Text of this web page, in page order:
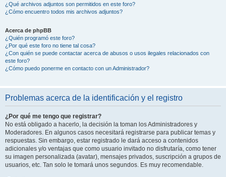
¿Qué archivos adjuntos son permitidos en este foro?
¿Cómo encuentro todos mis archivos adjuntos?
Acerca de phpBB
¿Quién programó este foro?
¿Por qué este foro no tiene tal cosa?
¿Con quién se puede contactar acerca de abusos o usos ilegales relacionados con
este foro?
¿Cómo puedo ponerme en contacto con un Administrador?
Problemas acerca de la identificación y el registro
¿Por qué me tengo que registrar?
No está obligado a hacerlo, la decisión la toman los Administradores y
Moderadores. En algunos casos necesitará registrarse para publicar temas y
respuestas. Sin embargo, estar registrado le dará acceso a contenidos
adicionales y/o ventajas que como usuario invitado no disfrutaría, como tener
su imagen personalizada (avatar), mensajes privados, suscripción a grupos de
usuarios, etc. Tan solo le tomará unos segundos. Es muy recomendable.